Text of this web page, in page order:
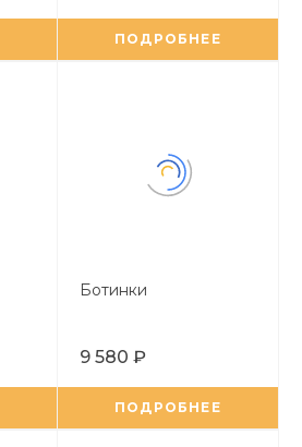
ПОДРОБНЕЕ
Ботинки
9 580 ₽
ПОДРОБНЕЕ